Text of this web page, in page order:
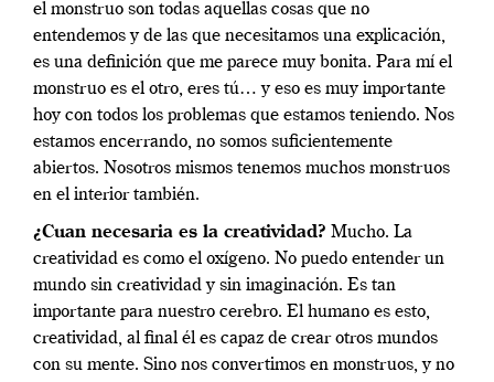
el monstruo son todas aquellas cosas que no
entendemos y de las que necesitamos una explicación,
es una definición que me parece muy bonita. Para mí el
monstruo es el otro, eres tú… y eso es muy importante
hoy con todos los problemas que estamos teniendo. Nos
estamos encerrando, no somos suficientemente
abiertos. Nosotros mismos tenemos muchos monstruos
en el interior también.
¿Cuan necesaria es la creatividad? Mucho. La
creatividad es como el oxígeno. No puedo entender un
mundo sin creatividad y sin imaginación. Es tan
importante para nuestro cerebro. El humano es esto,
creatividad, al final él es capaz de crear otros mundos
con su mente. Sino nos convertimos en monstruos, y no